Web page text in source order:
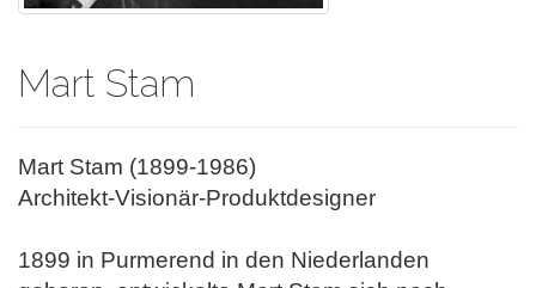
Mart Stam
Mart Stam (1899-1986)
Architekt-Visionär-Produktdesigner
1899 in Purmerend in den Niederlanden